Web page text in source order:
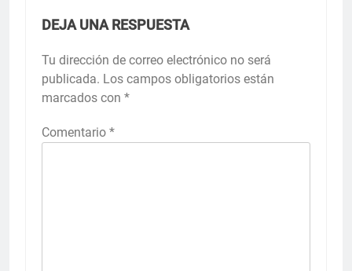
DEJA UNA RESPUESTA
Tu dirección de correo electrónico no será
publicada. Los campos obligatorios están
marcados con *
Comentario *